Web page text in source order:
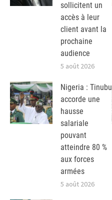
sollicitent un
accès à leur
client avant la
prochaine
audience
5 août 2026
Nigeria : Tinubu
accorde une
hausse
salariale
pouvant
atteindre 80 %
aux forces
armées
5 août 2026